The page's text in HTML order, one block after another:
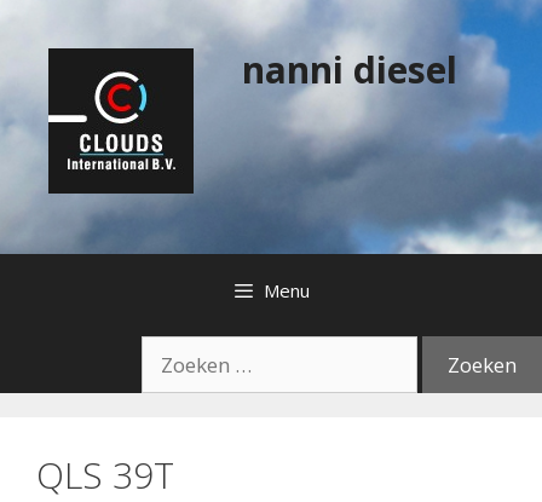
nanni diesel
Menu
naar:
QLS 39T